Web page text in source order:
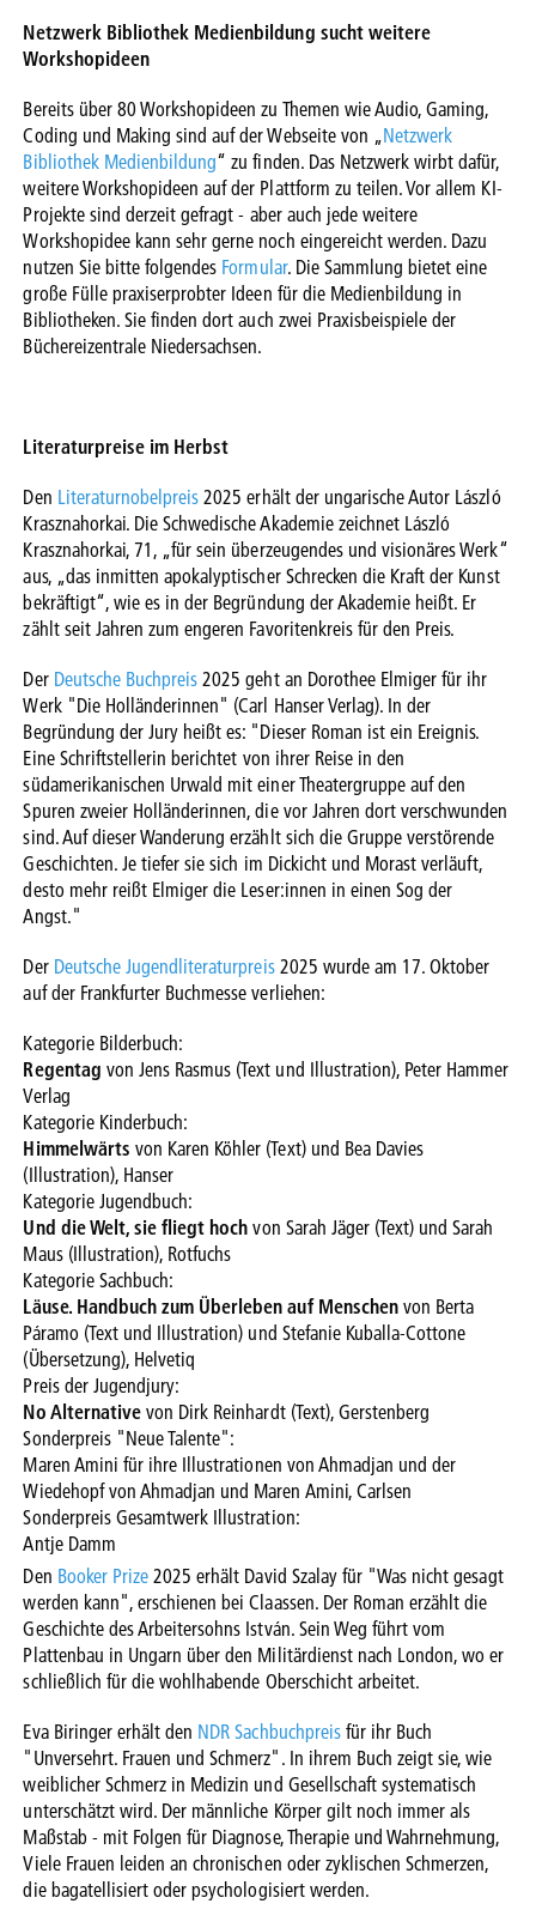
Netzwerk Bibliothek Medienbildung sucht weitere
Workshopideen
Bereits über 80 Workshopideen zu Themen wie Audio, Gaming,
Coding und Making sind auf der Webseite von „Netzwerk
Bibliothek Medienbildung“ zu finden. Das Netzwerk wirbt dafür,
weitere Workshopideen auf der Plattform zu teilen. Vor allem KI-
Projekte sind derzeit gefragt - aber auch jede weitere
Workshopidee kann sehr gerne noch eingereicht werden. Dazu
nutzen Sie bitte folgendes Formular. Die Sammlung bietet eine
große Fülle praxiserprobter Ideen für die Medienbildung in
Bibliotheken. Sie finden dort auch zwei Praxisbeispiele der
Büchereizentrale Niedersachsen.
Literaturpreise im Herbst
Den Literaturnobelpreis2025 erhält der ungarische Autor László
Krasznahorkai. Die Schwedische Akademie zeichnet László
Krasznahorkai, 71, „für sein überzeugendes und visionäres Werk“
aus, „das inmitten apokalyptischer Schrecken die Kraft der Kunst
bekräftigt“, wie es in der Begründung der Akademie heißt. Er
zählt seit Jahren zum engeren Favoritenkreis für den Preis.
Der Deutsche Buchpreis2025 geht an Dorothee Elmiger für ihr
Werk "Die Holländerinnen" (Carl Hanser Verlag). In der
Begründung der Jury heißt es: "Dieser Roman ist ein Ereignis.
Eine Schriftstellerin berichtet von ihrer Reise in den
südamerikanischen Urwald mit einer Theatergruppe auf den
Spuren zweier Holländerinnen, die vor Jahren dort verschwunden
sind. Auf dieser Wanderung erzählt sich die Gruppe verstörende
Geschichten. Je tiefer sie sich im Dickicht und Morast verläuft,
desto mehr reißt Elmiger die Leser:innen in einen Sog der
Angst."
Der Deutsche Jugendliteraturpreis2025 wurde am 17. Oktober
auf der Frankfurter Buchmesse verliehen:
Kategorie Bilderbuch:
Regentag von Jens Rasmus (Text und Illustration), Peter Hammer
Verlag
Kategorie Kinderbuch:
Himmelwärts von Karen Köhler (Text) und Bea Davies
(Illustration), Hanser
Kategorie Jugendbuch:
Und die Welt, sie fliegt hochvon Sarah Jäger (Text) und Sarah
Maus (Illustration), Rotfuchs
Kategorie Sachbuch:
Läuse. Handbuch zum Überleben auf Menschenvon Berta
Páramo (Text und Illustration) und Stefanie Kuballa-Cottone
(Übersetzung), Helvetiq
Preis der Jugendjury:
No Alternativevon Dirk Reinhardt (Text), Gerstenberg
Sonderpreis "Neue Talente":
Maren Amini für ihre Illustrationen von Ahmadjan und der
Wiedehopf von Ahmadjan und Maren Amini, Carlsen
Sonderpreis Gesamtwerk Illustration:
Antje Damm
Den Booker Prize2025 erhält David Szalay für "Was nicht gesagt
werden kann", erschienen bei Claassen. Der Roman erzählt die
Geschichte des Arbeitersohns István. Sein Weg führt vom
Plattenbau in Ungarn über den Militärdienst nach London, wo er
schließlich für die wohlhabende Oberschicht arbeitet.
Eva Biringer erhält den NDR Sachbuchpreisfür ihr Buch
"Unversehrt. Frauen und Schmerz". In ihrem Buch zeigt sie, wie
weiblicher Schmerz in Medizin und Gesellschaft systematisch
unterschätzt wird. Der männliche Körper gilt noch immer als
Maßstab - mit Folgen für Diagnose, Therapie und Wahrnehmung,
Viele Frauen leiden an chronischen oder zyklischen Schmerzen,
die bagatellisiert oder psychologisiert werden.